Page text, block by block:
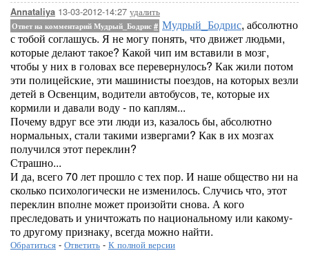
Annataliya 13-03-2012-14:27 удалить
Ответ на комментарий Мудрый_Бодрис # Мудрый_Бодрис, абсолютно
с тобой соглашусь. Я не могу понять, что движет людьми,
которые делают такое? Какой чип им вставили в мозг,
чтобы у них в головах все перевернулось? Как жили потом
эти полицейские, эти машинисты поездов, на которых везли
детей в Освенцим, водители автобусов, те, которые их
кормили и давали воду - по каплям...
Почему вдруг все эти люди из, казалось бы, абсолютно
нормальных, стали такими извергами? Как в их мозгах
получился этот переклин?
Страшно...
И да, всего 70 лет прошло с тех пор. И наше общество ни на
сколько психологически не изменилось. Случись что, этот
переклин вполне может произойти снова. А кого
преследовать и уничтожать по национальному или какому-
то другому признаку, всегда можно найти.
Обратиться - Ответить - К полной версии